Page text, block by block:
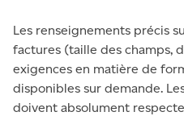
Les renseignements précis
factures (taille des champs,
exigences en matière de
disponibles sur demande.
doivent absolument